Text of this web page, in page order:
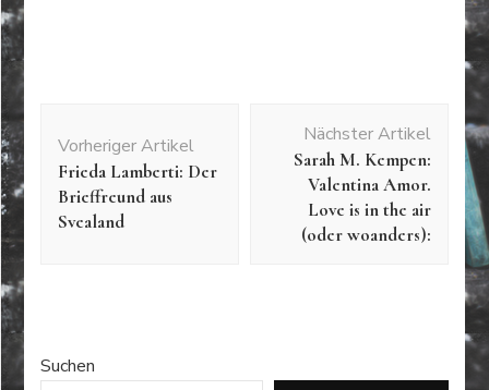
Vorheriger Artikel
Frieda Lamberti: Der
Brieffreund aus
Svealand
Nächster Artikel
Sarah M. Kempen:
Valentina Amor.
Love is in the air
(oder woanders):
Suchen